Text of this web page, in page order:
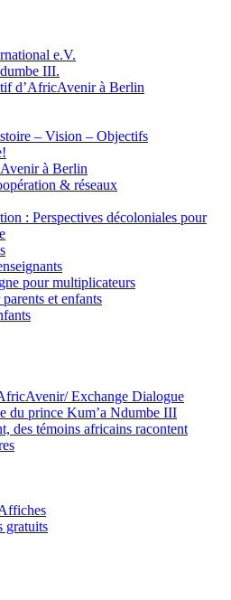
e.V.
III.
d’AfricAvenir à Berlin
– Vision – Objectifs
à Berlin
& réseaux
: Perspectives décoloniales pour
pour multiplicateurs
et enfants
Exchange Dialogue
du prince Kum’a Ndumbe III
des témoins africains racontent
gratuits